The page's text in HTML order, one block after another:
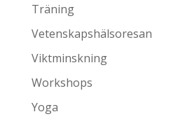
Träning
Vetenskapshälsoresan
Viktminskning
Workshops
Yoga